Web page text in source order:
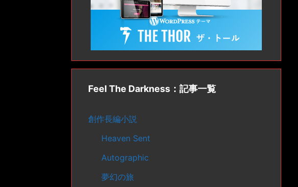
Feel The Darkness：記事一覧
創作長編小説
Heaven Sent
Autographic
夢幻の旅